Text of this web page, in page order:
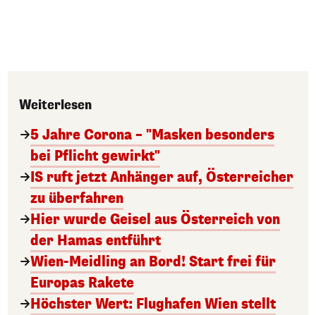
Weiterlesen
5 Jahre Corona – "Masken besonders
bei Pflicht gewirkt"
IS ruft jetzt Anhänger auf, Österreicher
zu überfahren
Hier wurde Geisel aus Österreich von
der Hamas entführt
Wien-Meidling an Bord! Start frei für
Europas Rakete
Höchster Wert: Flughafen Wien stellt